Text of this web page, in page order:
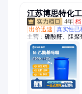
江苏博思特化
4年 档
出价迅速
真实性已
主营： 硼酸酐、阻聚
剂、乙二醇、醋酸
酚、十二醇、酒石
钾、甲酸钠、硅酸